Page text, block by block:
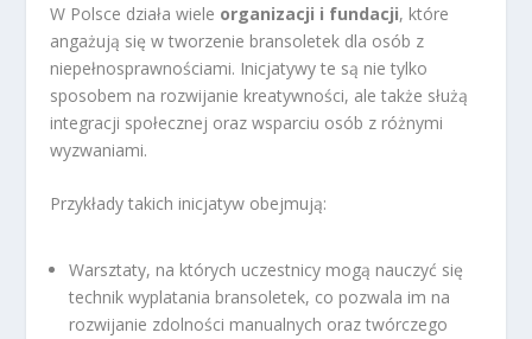
W Polsce działa wiele organizacji i fundacji, które
angażują się w tworzenie bransoletek dla osób z
niepełnosprawnościami. Inicjatywy te są nie tylko
sposobem na rozwijanie kreatywności, ale także służą
integracji społecznej oraz wsparciu osób z różnymi
wyzwaniami.
Przykłady takich inicjatyw obejmują:
Warsztaty, na których uczestnicy mogą nauczyć się
technik wyplatania bransoletek, co pozwala im na
rozwijanie zdolności manualnych oraz twórczego